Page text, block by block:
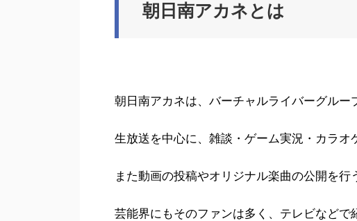
朝日南アカネとは
朝日南アカネは、バーチャルライバーグルー
生放送を中心に、雑談・ゲーム実況・カラオ
また動画の投稿やオリジナル楽曲の公開を行
芸能界にもそのファンは多く、テレビなど